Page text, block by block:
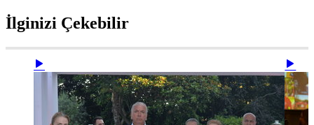
İlginizi Çekebilir